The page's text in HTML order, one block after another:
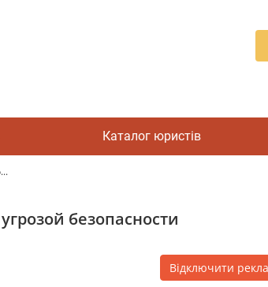
Каталог юристів
безопасности
Відключити